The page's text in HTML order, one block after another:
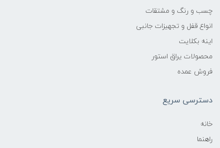
چسب و رنگ و مشتقات
انواع قفل و تجهیزات جانبی
اینه بکلایت
محصولات یراق استور
فروش عمده
دسترسی سریع
خانه
راهنما